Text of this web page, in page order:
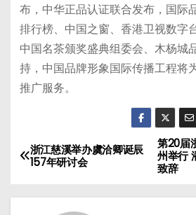
布，中华正品认证联合发布，国际
排行榜、中国之窗、香港卫视数字
中国名茶颁奖盛典组委会、木杨城
持，中国品牌形象国际传播工程将
推广服务。
文
第20届
州举行
致辞
浙江慈溪举办虞洽卿诞辰
157年研讨会